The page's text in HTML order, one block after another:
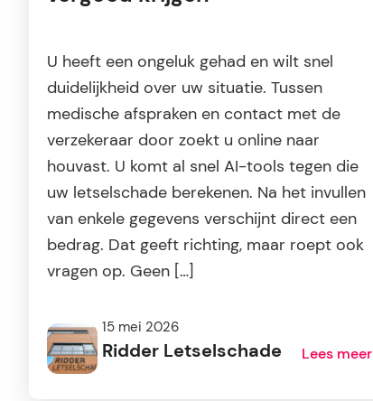
U heeft een ongeluk gehad en wilt snel
duidelijkheid over uw situatie. Tussen
medische afspraken en contact met de
verzekeraar door zoekt u online naar
houvast. U komt al snel AI-tools tegen die
uw letselschade berekenen. Na het invullen
van enkele gegevens verschijnt direct een
bedrag. Dat geeft richting, maar roept ook
vragen op. Geen […]
15 mei 2026
Ridder Letselschade Lees meer